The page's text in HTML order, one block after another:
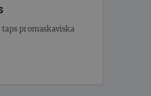
taps promaskaviska